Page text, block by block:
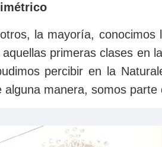
la mayoría,
primeras clases en
percibir en la
alguna manera, somos